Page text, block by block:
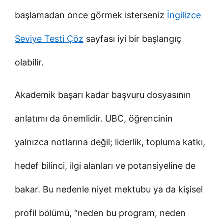
başlamadan önce görmek isterseniz İngilizce
Seviye Testi Çöz sayfası iyi bir başlangıç
olabilir.
Akademik başarı kadar başvuru dosyasının
anlatımı da önemlidir. UBC, öğrencinin
yalnızca notlarına değil; liderlik, topluma katkı,
hedef bilinci, ilgi alanları ve potansiyeline de
bakar. Bu nedenle niyet mektubu ya da kişisel
profil bölümü, “neden bu program, neden